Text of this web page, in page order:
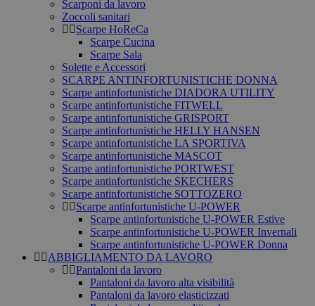
Scarponi da lavoro
Zoccoli sanitari
Scarpe HoReCa
Scarpe Cucina
Scarpe Sala
Solette e Accessori
SCARPE ANTINFORTUNISTICHE DONNA
Scarpe antinfortunistiche DIADORA UTILITY
Scarpe antinfortunistiche FITWELL
Scarpe antinfortunistiche GRISPORT
Scarpe antinfortunistiche HELLY HANSEN
Scarpe antinfortunistiche LA SPORTIVA
Scarpe antinfortunistiche MASCOT
Scarpe antinfortunistiche PORTWEST
Scarpe antinfortunistiche SKECHERS
Scarpe antinfortunistiche SOTTOZERO
Scarpe antinfortunistiche U-POWER
Scarpe antinfortunistiche U-POWER Estive
Scarpe antinfortunistiche U-POWER Invernali
Scarpe antinfortunistiche U-POWER Donna
ABBIGLIAMENTO DA LAVORO
Pantaloni da lavoro
Pantaloni da lavoro alta visibilità
Pantaloni da lavoro elasticizzati